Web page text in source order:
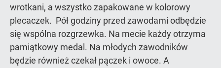
wrotkani, a wszystko zapakowane w kolorowy
plecaczek. Pół godziny przed zawodami odbędzie
się wspólna rozgrzewka. Na mecie każdy otrzyma
pamiątkowy medal. Na młodych zawodników
będzie również czekał pączek i owoce. A